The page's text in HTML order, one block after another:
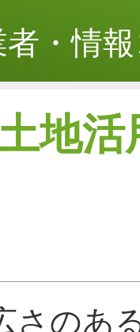
者・情
地
さのあ